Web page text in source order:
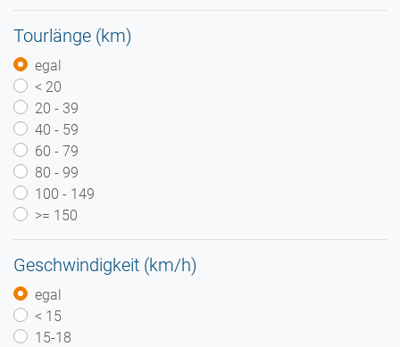
Tourlänge (km)
egal
< 20
20 - 39
40 - 59
60 - 79
80 - 99
100 - 149
>= 150
Geschwindigkeit (km/h)
egal
< 15
15-18